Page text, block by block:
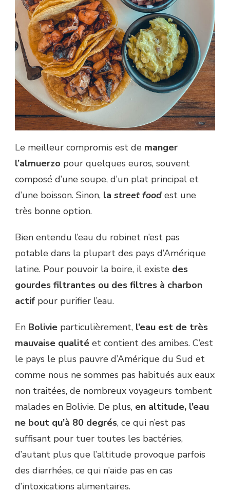
Le meilleur compromis est de manger
l’almuerzo pour quelques euros, souvent
composé d’une soupe, d’un plat principal et
d’une boisson. Sinon, la street food est une
très bonne option.
Bien entendu l’eau du robinet n’est pas
potable dans la plupart des pays d’Amérique
latine. Pour pouvoir la boire, il existe des
gourdes filtrantes ou des filtres à charbon
actif pour purifier l’eau.
En Bolivie particulièrement, l’eau est de très
mauvaise qualité et contient des amibes. C’est
le pays le plus pauvre d’Amérique du Sud et
comme nous ne sommes pas habitués aux eaux
non traitées, de nombreux voyageurs tombent
malades en Bolivie. De plus, en altitude, l’eau
ne bout qu’à 80 degrés, ce qui n’est pas
suffisant pour tuer toutes les bactéries,
d’autant plus que l’altitude provoque parfois
des diarrhées, ce qui n’aide pas en cas
d’intoxications alimentaires.